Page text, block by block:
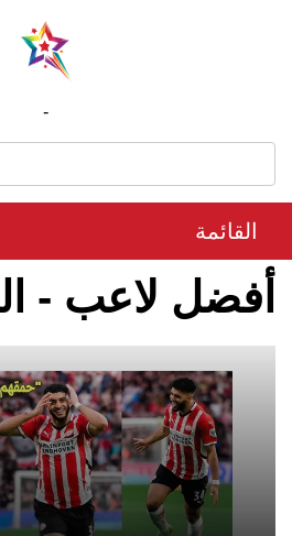
-
القائمة
أفضل لاعب -